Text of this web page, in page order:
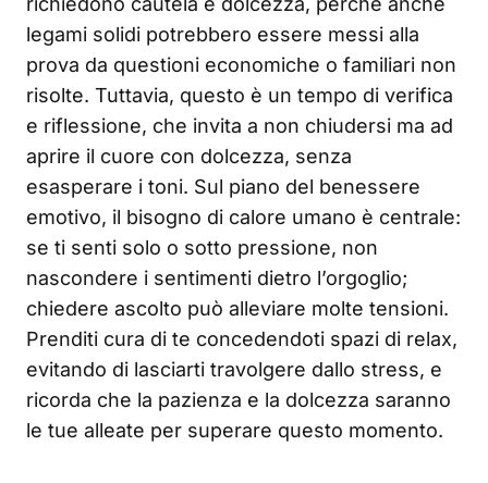
legami solidi potrebbero essere messi alla
prova da questioni economiche o familiari non
risolte. Tuttavia, questo è un tempo di verifica
e riflessione, che invita a non chiudersi ma ad
aprire il cuore con dolcezza, senza
esasperare i toni. Sul piano del benessere
emotivo, il bisogno di calore umano è centrale:
se ti senti solo o sotto pressione, non
nascondere i sentimenti dietro l’orgoglio;
chiedere ascolto può alleviare molte tensioni.
Prenditi cura di te concedendoti spazi di relax,
evitando di lasciarti travolgere dallo stress, e
ricorda che la pazienza e la dolcezza saranno
le tue alleate per superare questo momento.